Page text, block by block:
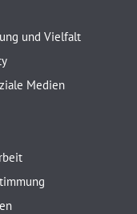
und Vielfalt
Medien